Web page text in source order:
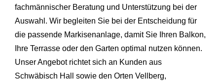
fachmännischer Beratung und Unterstützung bei der
Auswahl. Wir begleiten Sie bei der Entscheidung für
die passende Markisenanlage, damit Sie Ihren Balkon,
Ihre Terrasse oder den Garten optimal nutzen können.
Unser Angebot richtet sich an Kunden aus
Schwäbisch Hall sowie den Orten Vellberg,